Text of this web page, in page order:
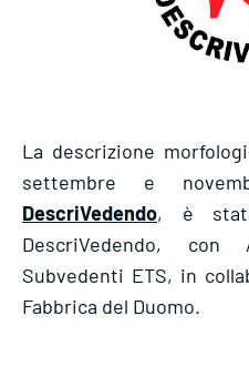
La descrizione
settembre e
DescriVedendo, è
DescriVedendo, con
Subvedenti ETS, in
Fabbrica del Duomo.